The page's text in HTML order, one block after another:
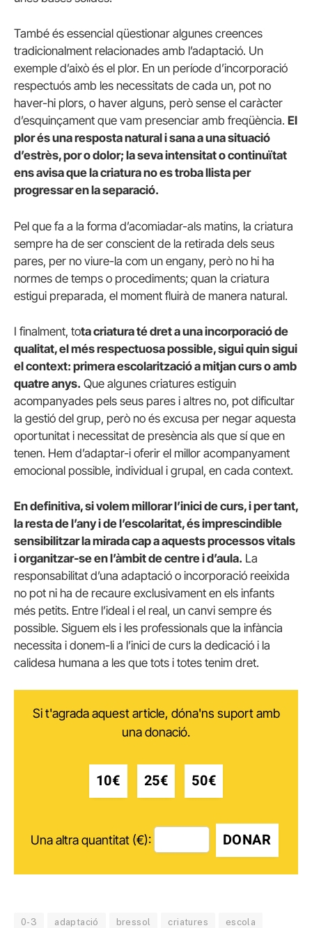
També és essencial qüestionar algunes creences
tradicionalment relacionades amb l’adaptació. Un
exemple d’això és el plor. En un període d’incorporació
respectuós amb les necessitats de cada un, pot no
haver-hi plors, o haver alguns, però sense el caràcter
d’esquinçament que vam presenciar amb freqüència. El
plor és una resposta natural i sana a una situació
d’estrès, por o dolor; la seva intensitat o continuïtat
ens avisa que la criatura no es troba llista per
progressar en la separació.
Pel que fa a la forma d’acomiadar-als matins, la criatura
sempre ha de ser conscient de la retirada dels seus
pares, per no viure-la com un engany, però no hi ha
normes de temps o procediments; quan la criatura
estigui preparada, el moment fluirà de manera natural.
I finalment, tota criatura té dret a una incorporació de
qualitat, el més respectuosa possible, sigui quin sigui
el context: primera escolarització a mitjan curs o amb
quatre anys. Que algunes criatures estiguin
acompanyades pels seus pares i altres no, pot dificultar
la gestió del grup, però no és excusa per negar aquesta
oportunitat i necessitat de presència als que sí que en
tenen. Hem d’adaptar-i oferir el millor acompanyament
emocional possible, individual i grupal, en cada context.
En definitiva, si volem millorar l’inici de curs, i per tant,
la resta de l’any i de l’escolaritat, és imprescindible
sensibilitzar la mirada cap a aquests processos vitals
i organitzar-se en l’àmbit de centre i d’aula. La
responsabilitat d’una adaptació o incorporació reeixida
no pot ni ha de recaure exclusivament en els infants
més petits. Entre l’ideal i el real, un canvi sempre és
possible. Siguem els i les professionals que la infància
necessita i donem-li a l’inici de curs la dedicació i la
calidesa humana a les que tots i totes tenim dret.
Si t'agrada aquest article, dóna'ns suport amb
una donació.
10€ 25€ 50€
Una altra quantitat (€): DONAR
0-3 adaptació bressol criatures escola